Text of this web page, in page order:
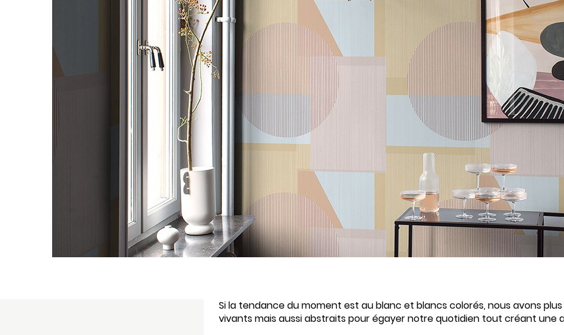
Si la tendance du moment est au blanc et blancs colorés, nous avons
vivants mais aussi abstraits pour égayer notre quotidien tout créant une